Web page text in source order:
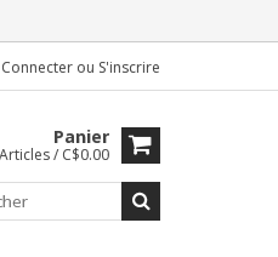
Connecter ou S'inscrire
Panier
/ C$0.00